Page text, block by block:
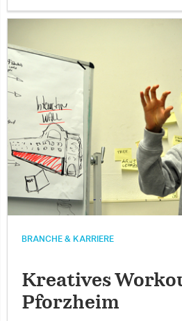
BRANCHE & KARRIERE
Kreatives
Pforzheim